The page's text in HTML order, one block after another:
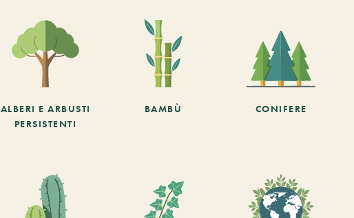
ALBERI E ARBUSTI
PERSISTENTI
BAMBÙ CONIFERE